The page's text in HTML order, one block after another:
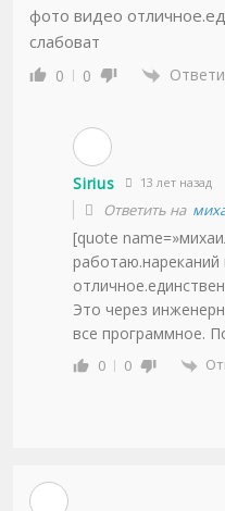
фото видео
слабоват
0 0
Sirius 13 лет назад
Ответить на
[quote
Это через
все программное.
0 0